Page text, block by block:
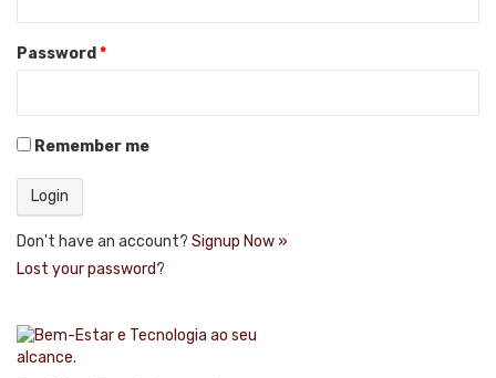
Password*
Remember me
Don't have an account? Signup Now »
Lost your password?